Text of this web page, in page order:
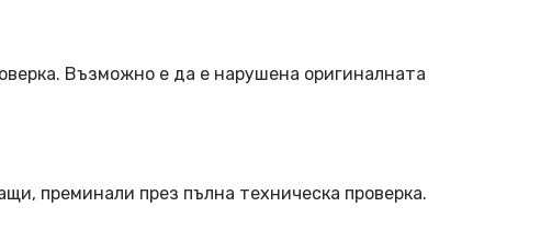
Възможно е да е нарушена оригиналната
преминали през пълна техническа проверка.